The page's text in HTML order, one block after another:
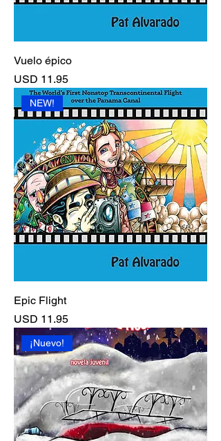
Vuelo épico
Precio
USD 11.95
NEW!
Epic Flight
Precio
USD 11.95
¡Nuevo!